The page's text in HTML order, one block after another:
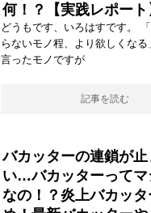
何！？【実践レポート
どうもです、いろはすです。
らないモノ程、より欲しくなる
言ったモノですが
記事を読む
バカッターの連鎖が
い…バカッターってマ
なの！？炎上バカッタ